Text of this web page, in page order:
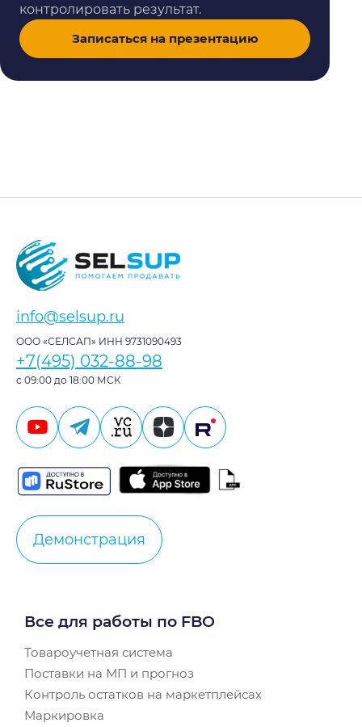
контролировать результат.
Записаться на презентацию
info@selsup.ru
ООО «СЕЛСАП» ИНН 9731090493
+7(495) 032-88-98
с 09:00 до 18:00 МСК
Демонстрация
Все для работы по FBO
Товароучетная система
Поставки на МП и прогноз
Контроль остатков на маркетплейсах
Маркировка